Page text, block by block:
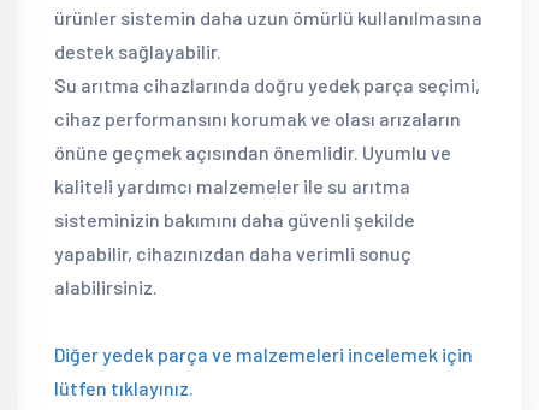
ürünler sistemin daha uzun ömürlü kullanılmasına
destek sağlayabilir.
Su arıtma cihazlarında doğru yedek parça seçimi,
cihaz performansını korumak ve olası arızaların
önüne geçmek açısından önemlidir. Uyumlu ve
kaliteli yardımcı malzemeler ile su arıtma
sisteminizin bakımını daha güvenli şekilde
yapabilir, cihazınızdan daha verimli sonuç
alabilirsiniz.
Diğer yedek parça ve malzemeleri incelemek için
lütfen tıklayınız.